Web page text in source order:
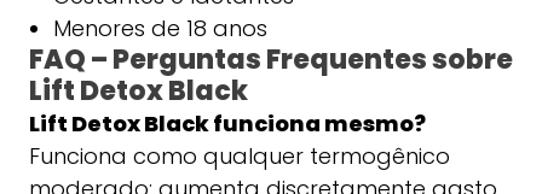
Menores de 18 anos
FAQ – Perguntas Frequentes sobre
Lift Detox Black
Lift Detox Black funciona mesmo?
Funciona como qualquer termogênico